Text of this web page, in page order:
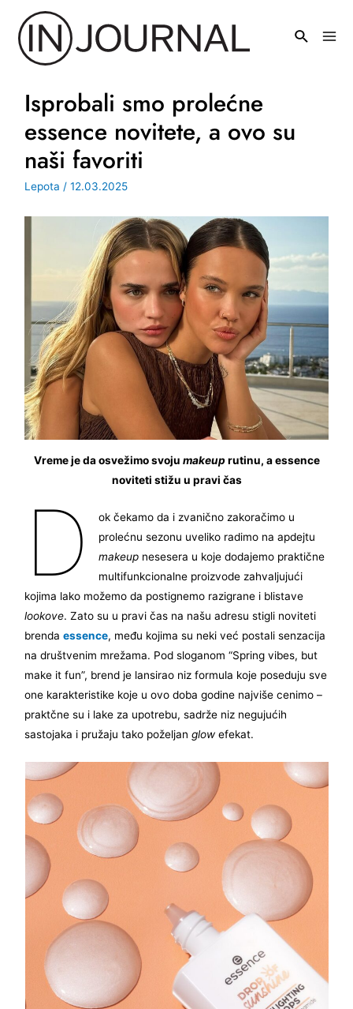
sadržaj
Isprobali smo prolećne
essence novitete, a ovo su
naši favoriti
Lepota /12.03.2025
Vreme je da osvežimo svoju makeuprutinu, a essence
noviteti stižu u pravi čas
D
ok čekamo da i zvanično zakoračimo u
prolećnu sezonu uveliko radimo na apdejtu
makeupnesesera u koje dodajemo praktične
multifunkcionalne proizvode zahvaljujući
kojima lako možemo da postignemo razigrane i blistave
lookove. Zato su u pravi čas na našu adresu stigli noviteti
brendaessence, među kojima su neki već postali senzacija
na društvenim mrežama. Pod sloganom “Spring vibes, but
make it fun”, brend je lansirao niz formula koje poseduju sve
one karakteristike koje u ovo doba godine najviše cenimo –
praktčne su i lake za upotrebu, sadrže niz negujućih
sastojaka i pružaju tako poželjan glow efekat.